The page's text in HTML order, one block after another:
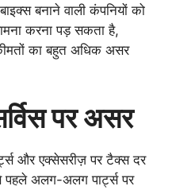
बनाने वाली कंपनियों को
करना पड़ सकता है,
कीमतों का बहुत अधिक असर
पर असर
और एक्सेसरीज़ पर टैक्स दर
पहले अलग-अलग पार्ट्स पर